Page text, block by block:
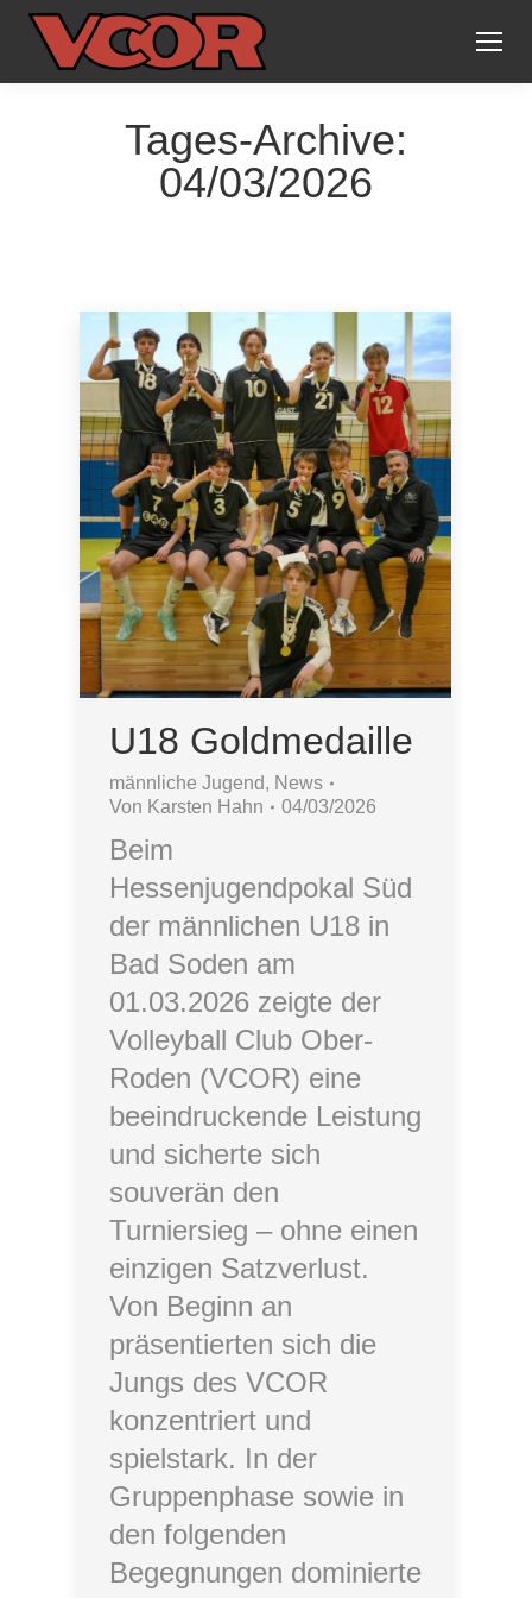
Tages-Archive:
04/03/2026
U18 Goldmedaille
männliche Jugend, News
Von Karsten Hahn 04/03/2026
Beim
Hessenjugendpokal Süd
der männlichen U18 in
Bad Soden am
01.03.2026 zeigte der
Volleyball Club Ober-
Roden (VCOR) eine
beeindruckende Leistung
und sicherte sich
souverän den
Turniersieg – ohne einen
einzigen Satzverlust.
Von Beginn an
präsentierten sich die
Jungs des VCOR
konzentriert und
spielstark. In der
Gruppenphase sowie in
den folgenden
Begegnungen dominierte